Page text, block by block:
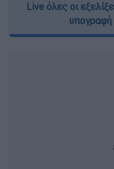
Live όλες οι